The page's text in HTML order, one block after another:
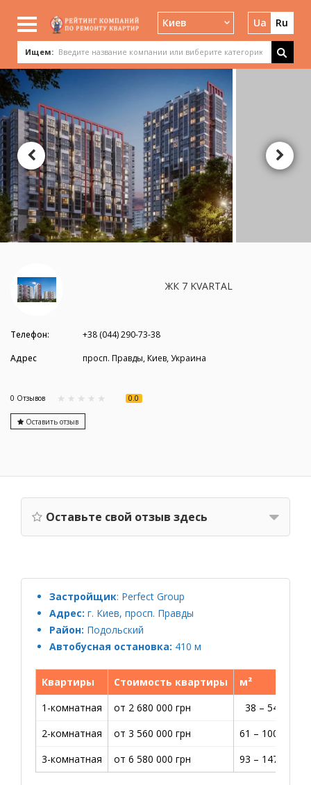
Киев Ua Ru
Ищем:
ЖК 7 KVARTAL
Телефон:
+38 (044) 290-73-38
Адрес
просп. Правды, Киев, Украина
0 Отзывов 0.0
Оставить отзыв
Оставьте свой отзыв здесь
Застройщик: Perfect Group
Адрес: г. Киев, просп. Правды
Район: Подольский
Автобусная остановка: 410 м
Квартиры Стоимость квартиры м²
1-комнатная
от 2 680 000 грн 38 – 54 м2
2-комнатная
от 3 560 000 грн 61 – 100 м2
3-комнатная
от 6 580 000 грн 93 – 147 м2